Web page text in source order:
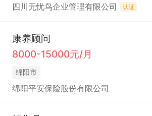
四川无忧鸟企业管理有限公司 认证
康养顾问
8000-15000元/月
绵阳市
绵阳平安保险股份有限公司